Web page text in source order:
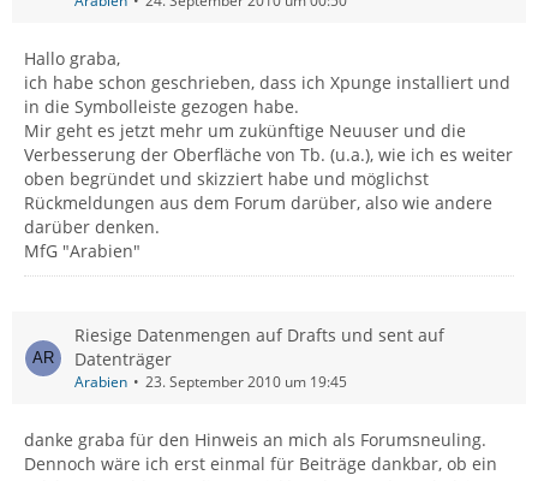
Hallo graba,
ich habe schon geschrieben, dass ich Xpunge installiert und
in die Symbolleiste gezogen habe.
Mir geht es jetzt mehr um zukünftige Neuuser und die
Verbesserung der Oberfläche von Tb. (u.a.), wie ich es weiter
oben begründet und skizziert habe und möglichst
Rückmeldungen aus dem Forum darüber, also wie andere
darüber denken.
MfG "Arabien"
Riesige Datenmengen auf Drafts und sent auf
Datenträger
Arabien 23. September 2010 um 19:45
danke graba für den Hinweis an mich als Forumsneuling.
Dennoch wäre ich erst einmal für Beiträge dankbar, ob ein